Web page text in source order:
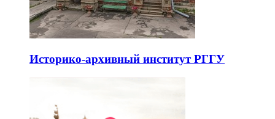
Историко-архивный институт РГГУ